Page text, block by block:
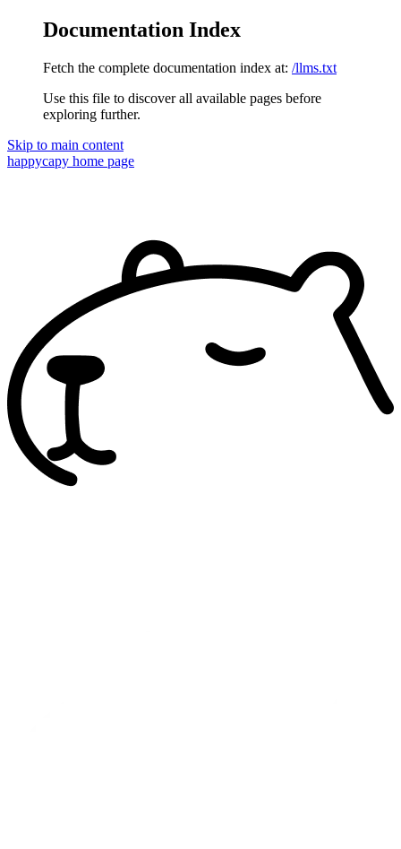
Documentation Index
Fetch the complete documentation index at: /llms.txt
Use this file to discover all available pages before
exploring further.
Skip to main content
happycapy home page